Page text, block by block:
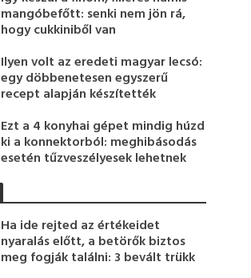
mangóbefőtt: senki nem jön rá,
hogy cukkiniből van
Ilyen volt az eredeti magyar lecsó:
egy döbbenetesen egyszerű
recept alapján készítették
Ezt a 4 konyhai gépet mindig húzd
ki a konnektorból: meghibásodás
esetén tűzveszélyesek lehetnek
Ha ide rejted az értékeidet
nyaralás előtt, a betörők biztos
meg fogják találni: 3 bevált trükk